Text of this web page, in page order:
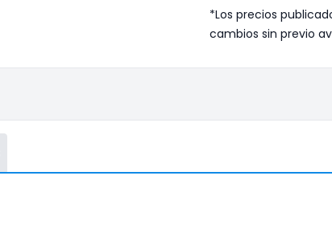
*Los precios
cambios sin previo